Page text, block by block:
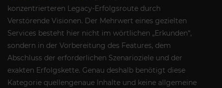
konzentrierteren Legacy-Erfolgsroute durch
Verstörende Visionen. Der Mehrwert eines gezielten
Services besteht hier nicht im wörtlichen „Erkunden“,
sondern in der Vorbereitung des Features, dem
Abschluss der erforderlichen Szenarioziele und der
exakten Erfolgskette. Genau deshalb benötigt diese
Kategorie quellengenaue Inhalte und keine allgemeine